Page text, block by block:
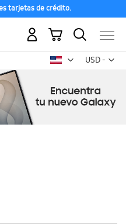
tarjetas de crédito.
USD -
dólar
Mi carrito